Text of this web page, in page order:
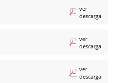
ver
descarga
ver
descarga
ver
descarga